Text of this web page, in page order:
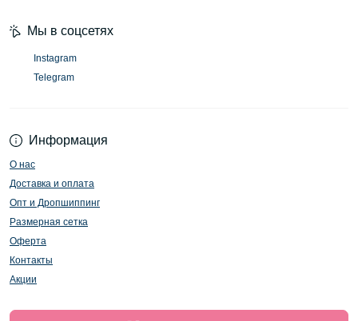
Информация
О нас
Доставка и оплата
Опт и Дропшиппинг
Размерная сетка
Оферта
Контакты
Акции
Мы в соцсетях
Instagram
Telegram